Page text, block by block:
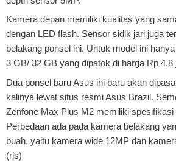
Kamera depan memiliki kualitas yang
dengan LED flash. Sensor sidik jari juga
belakang ponsel ini. Untuk model ini
3 GB/ 32 GB yang dipatok di harga Rp 4,8
Dua ponsel baru Asus ini baru akan
kalinya lewat situs resmi Asus Brazil.
Zenfone Max Plus M2 memiliki
Perbedaan ada pada kamera belakang
buah, yaitu kamera wide 12MP dan
(rls)